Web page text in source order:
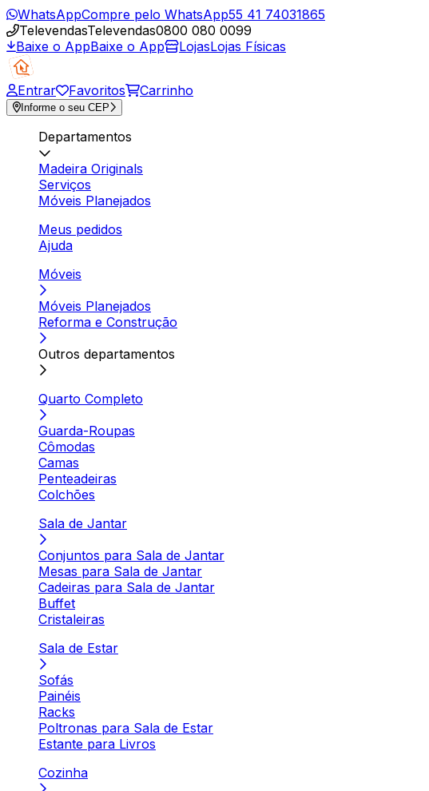
WhatsAppCompre pelo WhatsApp55 41 74031865
TelevendasTelevendas0800 080 0099
Baixe o AppBaixe o App LojasLojas Físicas
Entrar Favoritos Carrinho
Informe o seu CEP
Departamentos
Madeira Originals
Serviços
Móveis Planejados
Meus pedidos
Ajuda
Móveis
Móveis Planejados
Reforma e Construção
Outros departamentos
Quarto Completo
Guarda-Roupas
Cômodas
Camas
Penteadeiras
Colchões
Sala de Jantar
Conjuntos para Sala de Jantar
Mesas para Sala de Jantar
Cadeiras para Sala de Jantar
Buffet
Cristaleiras
Sala de Estar
Sofás
Painéis
Racks
Poltronas para Sala de Estar
Estante para Livros
Cozinha